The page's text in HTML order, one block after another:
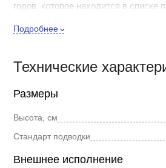
годов, которое находится в
функциональностью.
правильные цилиндрические
происходит с помощью
смесителя входит в комплект.
Подробнее
Технические
Размеры
Высота, см
Стандарт подводки
Внешнее исполнение